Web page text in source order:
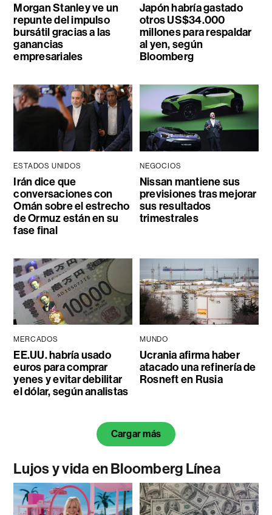
Morgan Stanley ve un
repunte del impulso
bursátil gracias a las
ganancias
empresariales
Japón habría gastado
otros US$34.000
millones para respaldar
al yen, según
Bloomberg
ESTADOS UNIDOS
Irán dice que
conversaciones con
Omán sobre el estrecho
de Ormuz están en su
fase final
NEGOCIOS
Nissan mantiene sus
previsiones tras mejorar
sus resultados
trimestrales
MERCADOS
EE.UU. habría usado
euros para comprar
yenes y evitar debilitar
el dólar, según analistas
MUNDO
Ucrania afirma haber
atacado una refinería de
Rosneft en Rusia
Cargar más
Lujos y vida en Bloomberg Línea